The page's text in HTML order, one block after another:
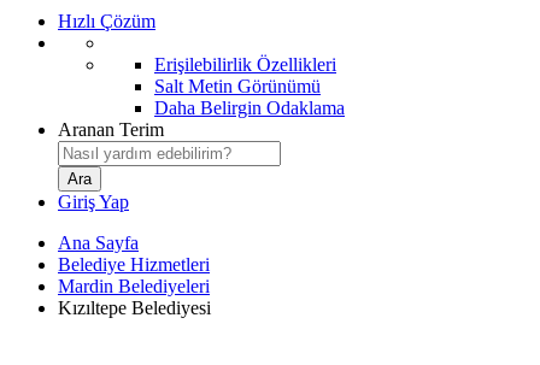
Hızlı Çözüm
Erişilebilirlik Özellikleri
Salt Metin Görünümü
Daha Belirgin Odaklama
Aranan Terim
Giriş Yap
Ana Sayfa
Belediye Hizmetleri
Mardin Belediyeleri
Kızıltepe Belediyesi